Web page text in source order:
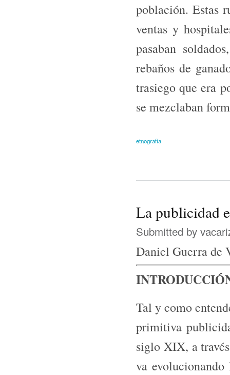
población. Estas
ventas y
pasaban
rebaños de
trasiego que era
se mezclaban
etnografía
La publicidad
Submitted by
Daniel Guerra de
Tal y como
primitiva
siglo XIX, a
va